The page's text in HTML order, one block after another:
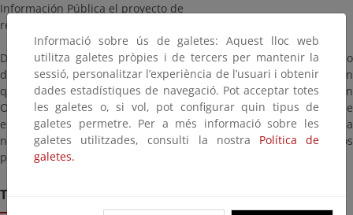
Información Pública el proyecto de
referencia.
Dicho proyecto estará a disposición del público durante un plazo
de veinte (20) días, contados a partir del día siguiente a aquél en
que tenga lugar la publicación de este anuncio en el “Boletín
Oficial del Estado”, pudiendo ser examinado en las oficinas de
esta Demarcación de Costas en el País Vasco, en la calle Gran Vía
nº 50, 7ª planta, Bilbao, plazo durante el cual los interesados
podrán formular las alegaciones que estimen oportunas.
Termini de remissió
Informació sobre ús de galetes: Aquest lloc web
utilitza galetes pròpies i de tercers per mantenir la
sessió, personalitzar l’experiència de l’usuari i obtenir
dades estadístiques de navegació. Pot acceptar totes
les galetes o, si vol, pot configurar quin tipus de
galetes permetre. Per a més informació sobre les
galetes utilitzades, consulti la nostra Política de
galetes.